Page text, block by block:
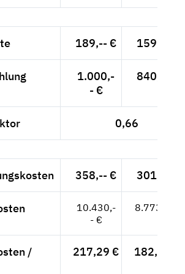
189,-- € 159,-- €
1.000,-
- €
840,-- €
0,66
358,-- € 301,-- €
10.430,-
- €
8.773,-- €
/
217,29 € 182,77 €